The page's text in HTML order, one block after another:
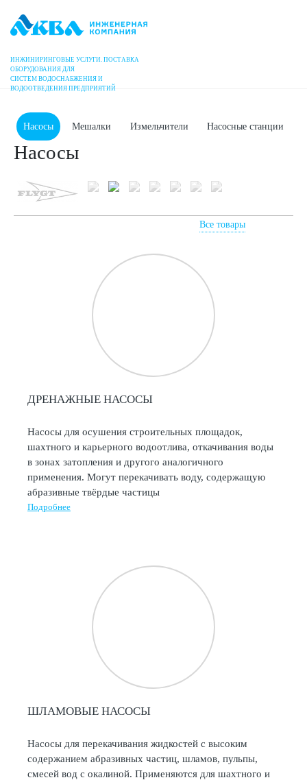
ИНЖИНИРИНГОВЫЕ УСЛУГИ. ПОСТАВКА
ОБОРУДОВАНИЯ ДЛЯ
СИСТЕМ ВОДОСНАБЖЕНИЯ И
ВОДООТВЕДЕНИЯ ПРЕДПРИЯТИЙ
Главная Продукция
Насосы Мешалки Измельчители Насосные станции
Насосы
Все товары
ДРЕНАЖНЫЕ НАСОСЫ
Насосы для осушения строительных площадок,
шахтного и карьерного водоотлива, откачивания воды
в зонах затопления и другого аналогичного
применения. Могут перекачивать воду, содержащую
абразивные твёрдые частицы
Подробнее
ШЛАМОВЫЕ НАСОСЫ
Насосы для перекачивания жидкостей с высоким
содержанием абразивных частиц, шламов, пульпы,
смесей вод с окалиной. Применяются для шахтного и